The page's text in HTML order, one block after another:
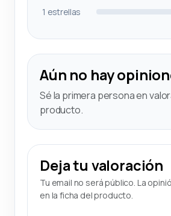
1 estrellas
Aún no hay
Sé la primera persona en
producto.
Deja tu valoración
Tu email no será público. La
en la ficha del producto.